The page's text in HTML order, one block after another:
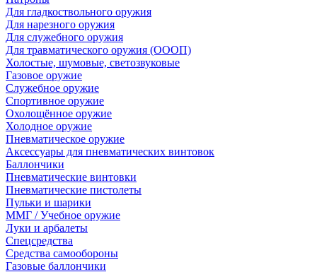
Для гладкоствольного оружия
Для нарезного оружия
Для служебного оружия
Для травматического оружия (ОООП)
Холостые, шумовые, светозвуковые
Газовое оружие
Служебное оружие
Спортивное оружие
Охолощённое оружие
Холодное оружие
Пневматическое оружие
Аксессуары для пневматических винтовок
Баллончики
Пневматические винтовки
Пневматические пистолеты
Пульки и шарики
ММГ / Учебное оружие
Луки и арбалеты
Спецсредства
Средства самообороны
Газовые баллончики